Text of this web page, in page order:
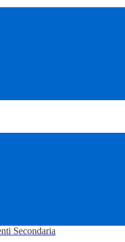
Secondaria